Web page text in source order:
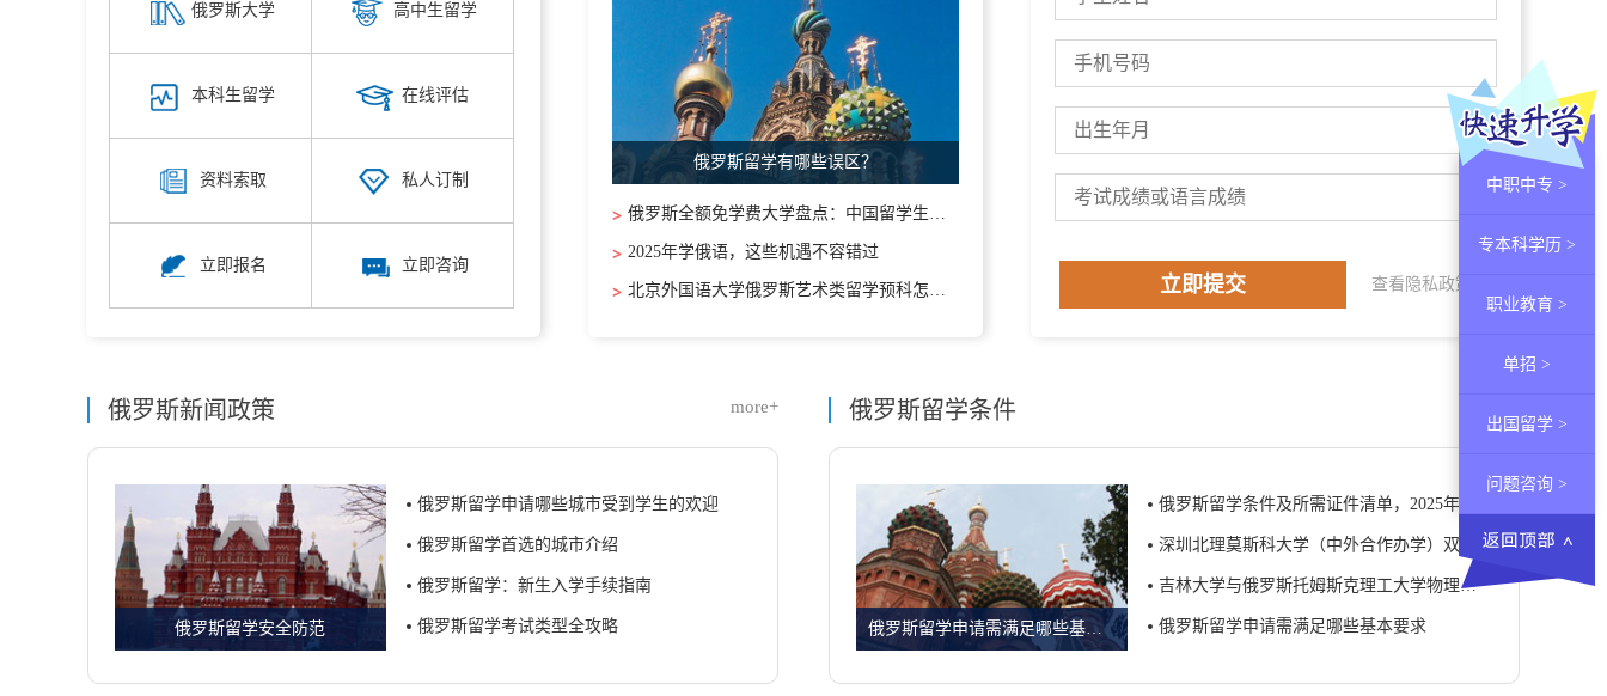
俄罗斯大学 高中生留学
本科生留学 在线评估
资料索取 私人订制
立即报名 立即咨询
俄罗斯留学有哪些误区？
俄罗斯全额免学费大学盘点：中国留学生申请指南
2025年学俄语，这些机遇不容错过
北京外国语大学俄罗斯艺术类留学预科怎么样? 查看隐私政策
俄罗斯新闻政策 more+
俄罗斯留学安全防范
俄罗斯留学申请哪些城市受到学生的欢迎
俄罗斯留学首选的城市介绍
俄罗斯留学：新生入学手续指南
俄罗斯留学考试类型全攻略
俄罗斯留学条件
俄罗斯留学申请需满足哪些基本要求
俄罗斯留学条件及所需证件清单，2025年申请攻略
深圳北理莫斯科大学（中外合作办学）双学籍班招生简章
吉林大学与俄罗斯托姆斯克理工大学物理学专业本科中外合作办学招生简章
俄罗斯留学申请需满足哪些基本要求
中职中专 >
专本科学历 >
职业教育 >
单招 >
出国留学 >
问题咨询 >